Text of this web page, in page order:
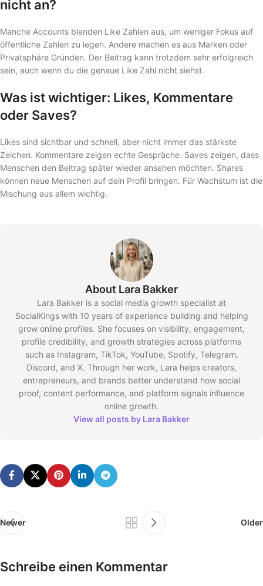
nicht an?
Manche Accounts blenden Like Zahlen aus, um weniger Fokus auf
öffentliche Zahlen zu legen. Andere machen es aus Marken oder
Privatsphäre Gründen. Der Beitrag kann trotzdem sehr erfolgreich
sein, auch wenn du die genaue Like Zahl nicht siehst.
Was ist wichtiger: Likes, Kommentare
oder Saves?
Likes sind sichtbar und schnell, aber nicht immer das stärkste
Zeichen. Kommentare zeigen echte Gespräche. Saves zeigen, dass
Menschen den Beitrag später wieder ansehen möchten. Shares
können neue Menschen auf dein Profil bringen. Für Wachstum ist die
Mischung aus allem wichtig.
About Lara Bakker
Lara Bakker is a social media growth specialist at
SocialKings with 10 years of experience building and helping
grow online profiles. She focuses on visibility, engagement,
profile credibility, and growth strategies across platforms
such as Instagram, TikTok, YouTube, Spotify, Telegram,
Discord, and X. Through her work, Lara helps creators,
entrepreneurs, and brands better understand how social
proof, content performance, and platform signals influence
online growth.
View all posts by Lara Bakker
Newer Older
Schreibe einen Kommentar